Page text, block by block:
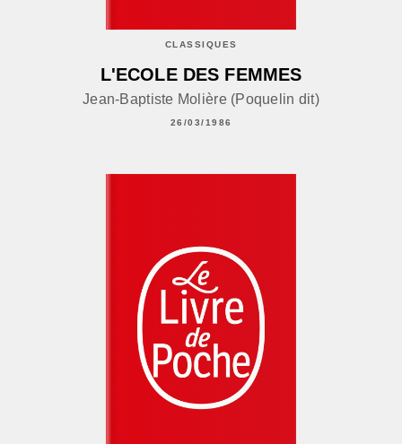
CLASSIQUES
L'ECOLE DES FEMMES
Jean-Baptiste Molière (Poquelin dit)
26/03/1986